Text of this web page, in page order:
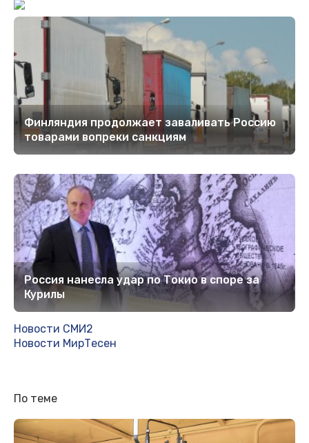
Финляндия продолжает заваливать Россию
товарами вопреки санкциям
Россия нанесла удар по Токио в споре за
Курилы
Новости СМИ2
Новости МирТесен
По теме